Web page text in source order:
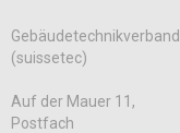
Gebäudetechnikverband
(suissetec)
Auf der Mauer 11,
Postfach